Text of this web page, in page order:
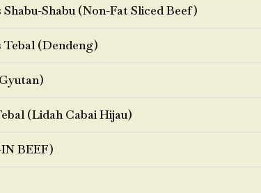
Shabu (Non-Fat Sliced Beef)
(Dendeng)
(Lidah Cabai Hijau)
BEEF)